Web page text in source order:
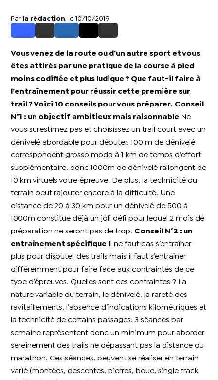
Par la rédaction , le 10/10/2019
Vous venez de la route ou d’un autre sport et vous
êtes attirés par une pratique de la course à pied
moins codifiée et plus ludique ? Que faut-il faire à
l’entraînement pour réussir cette première sur
trail ? Voici 10 conseils pour vous préparer. Conseil
N°1 : un objectif ambitieux mais raisonnable
Ne
vous surestimez pas et choisissez un trail court avec un
dénivelé abordable pour débuter. 100 m de dénivelé
correspondent grosso modo à 1 km de temps d’effort
supplémentaire, donc 1000m de dénivelé rallongent de
10 km virtuels votre épreuve. De plus, la technicité du
terrain peut rajouter encore à la difficulté. Une
distance de 20 à 30 km pour un dénivelé de 500 à
1000m constitue déjà un joli défi pour lequel 2 mois de
préparation ne seront pas de trop. Conseil N°2 : un
entraînement spécifique
Il ne faut pas s’entraîner
plus pour disputer des trails mais il faut s’entraîner
différemment pour faire face aux contraintes de ce
type d’épreuves. Quelles sont ces contraintes ? La
nature variable du terrain, le dénivelé, la rareté des
ravitaillements, l’absence d’indications kilométriques et
la technicité de certains passages. 3 séances par
semaine représentent donc un minimum pour aborder
sereinement des trails ne dépassant pas la distance du
marathon. Ces séances, peuvent se réaliser en terrain
varié (montées, descentes, pierres, boue, single track